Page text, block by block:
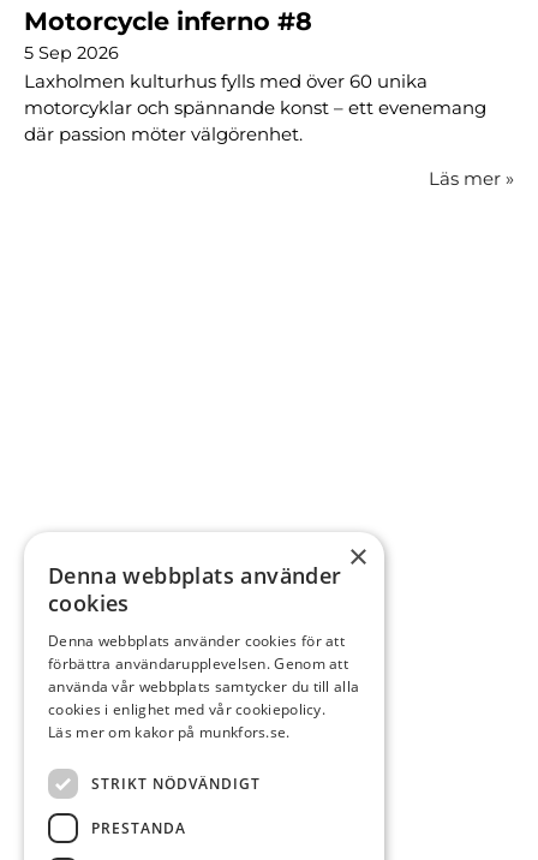
Motorcycle inferno #8
5 Sep 2026
Laxholmen kulturhus fylls med över 60 unika
motorcyklar och spännande konst – ett evenemang
där passion möter välgörenhet.
Läs mer »
×
Denna webbplats använder
cookies
Denna webbplats använder cookies för att
förbättra användarupplevelsen. Genom att
använda vår webbplats samtycker du till alla
cookies i enlighet med vår cookiepolicy.
Läs mer om kakor på munkfors.se.
STRIKT NÖDVÄNDIGT
PRESTANDA